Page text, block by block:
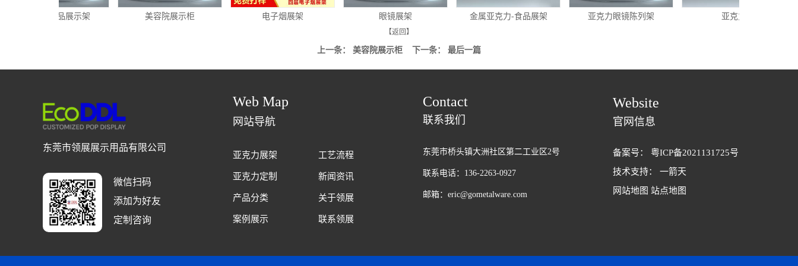
粉色化妆品展示架 美容院展示柜 电子烟展架 眼镜展架 金属亚克力-食品展架 亚克力眼镜陈列架 亚克力
【返回】
上一条： 美容院展示柜 下一条： 最后一篇
东莞市领展展示用品有限公司
微信扫码
添加为好友
定制咨询
Web Map
网站导航
亚克力展架
亚克力定制
产品分类
案例展示
工艺流程
新闻资讯
关于领展
联系领展
Contact
联系我们
东莞市桥头镇大洲社区第二工业区2号
联系电话：136-2263-0927
邮箱：eric@gometalware.com
Website
官网信息
备案号： 粤ICP备2021131725号
技术支持： 一箭天
网站地图 站点地图